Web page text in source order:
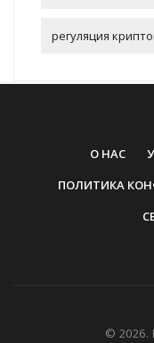
регуляция
О НАС
ПОЛИТИКА
©